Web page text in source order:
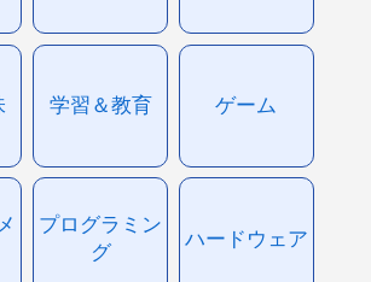
学習＆教育 ゲーム
プログラミン
グ
ハードウェア